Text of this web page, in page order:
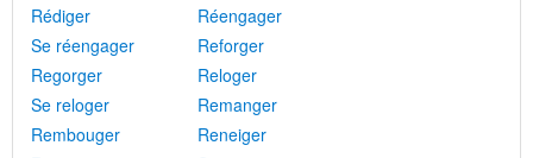
Rédiger
Réengager
Se réengager
Reforger
Regorger
Reloger
Se reloger
Remanger
Rembouger
Reneiger